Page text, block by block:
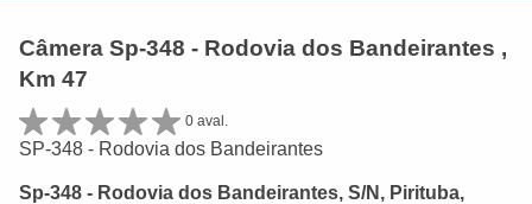
Câmera Sp-348 - Rodovia dos Bandeirantes ,
Km 47
0 aval.
SP-348 - Rodovia dos Bandeirantes
Sp-348 - Rodovia dos Bandeirantes, S/N, Pirituba,